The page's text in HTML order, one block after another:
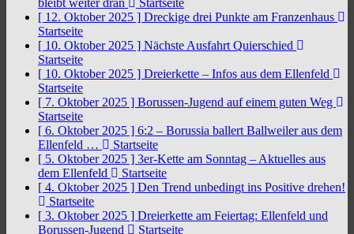
bleibt weiter dran
Startseite
[ 12. Oktober 2025 ] Dreckige drei Punkte am Franzenhaus
Startseite
[ 10. Oktober 2025 ] Nächste Ausfahrt Quierschied
Startseite
[ 10. Oktober 2025 ] Dreierkette – Infos aus dem Ellenfeld
Startseite
[ 7. Oktober 2025 ] Borussen-Jugend auf einem guten Weg
Startseite
[ 6. Oktober 2025 ] 6:2 – Borussia ballert Ballweiler aus dem
Ellenfeld …
Startseite
[ 5. Oktober 2025 ] 3er-Kette am Sonntag – Aktuelles aus
dem Ellenfeld
Startseite
[ 4. Oktober 2025 ] Den Trend unbedingt ins Positive drehen!
Startseite
[ 3. Oktober 2025 ] Dreierkette am Feiertag: Ellenfeld und
Borussen-Jugend
Startseite